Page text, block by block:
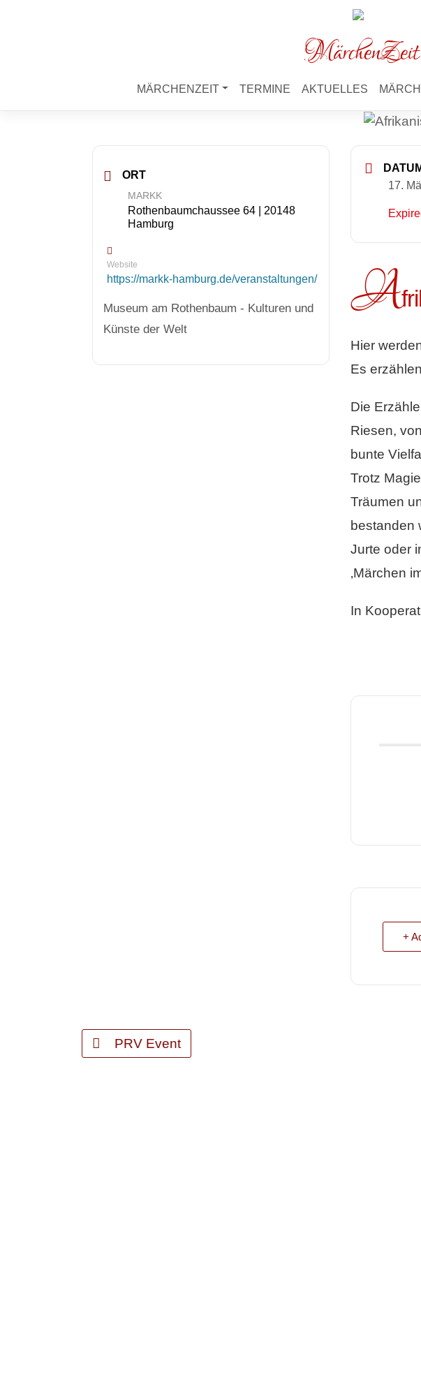
MÄRCHENZEIT TERMINE AKTUELLES
ORT
MARKK
Rothenbaumchaussee 64 | 20148
Hamburg
Website
https://markk-hamburg.de/veranstaltungen/
Museum am Rothenbaum - Kulturen und
Künste der Welt
17.
A
Hier
Es
Die
Riesen,
bunte
Trotz
Träumen
bestanden
Jurte oder
‚Märchen
In
+
PRV Event